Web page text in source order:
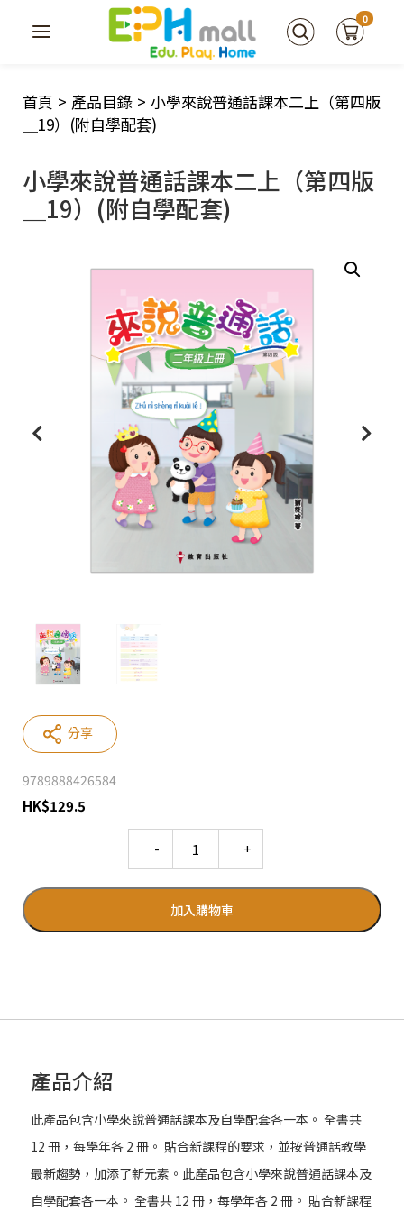
0
首頁 > 產品目錄 > 小學來說普通話課本二上（第四版
＿19）(附自學配套)
小學來說普通話課本二上（第四版
＿19）(附自學配套)
9789888426584
HK$129.5
加入購物車
分享
產品介紹
此產品包含小學來說普通話課本及自學配套各一本。 全書共
12 冊，每學年各 2 冊。 貼合新課程的要求，並按普通話教學
最新趨勢，加添了新元素。此產品包含小學來說普通話課本及
自學配套各一本。 全書共 12 冊，每學年各 2 冊。 貼合新課程